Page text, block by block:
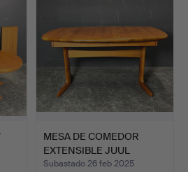
MESA DE COMEDOR
EXTENSIBLE JUUL
KRISTENSEN.
Subastado 26 feb 2025